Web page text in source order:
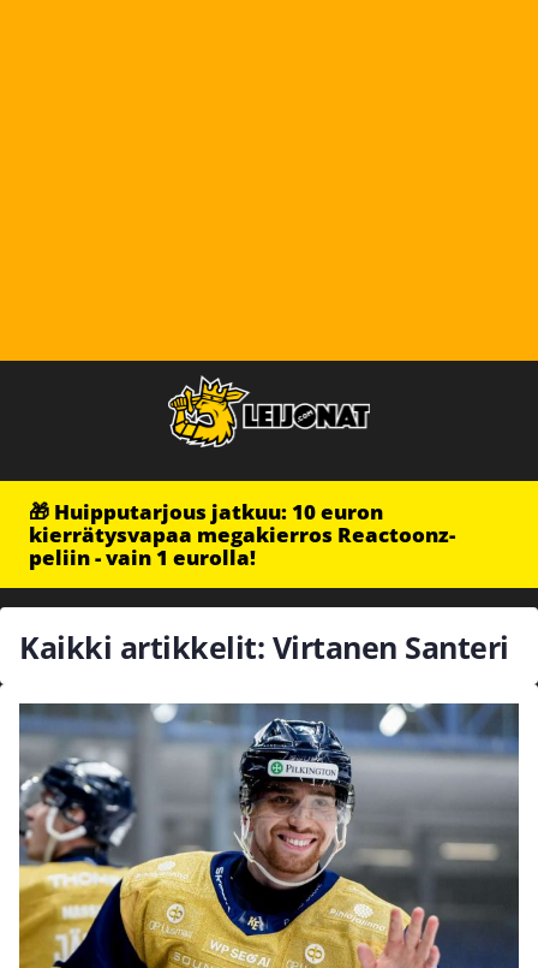
🎁 Huipputarjous jatkuu: 10 euron
kierrätysvapaa megakierros Reactoonz-
peliin - vain 1 eurolla!
Kaikki artikkelit: Virtanen Santeri